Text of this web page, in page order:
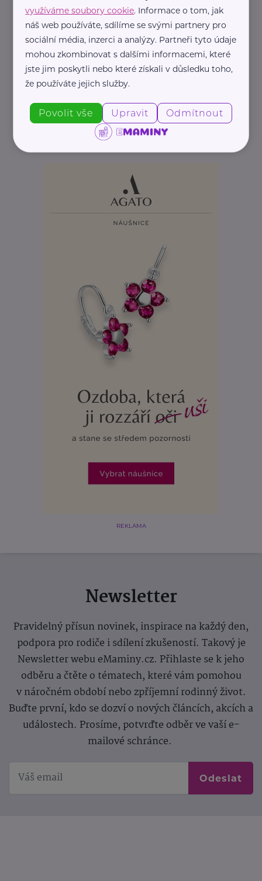
Reklama
Zásady správného kompostování pro bohatou
úrodu
Bydlení, domácnost
REKLAMA
Newsletter
Pravidelný přísun novinek, inspirace na každý den,
podpora pro rodiče i sdílení zkušeností. Takový je
Newsletter webu eMaminy.cz. Přihlaste se k jeho
odběru a čtěte o tématech, které vám pomohou
v náročném období nebo zpříjemní rodinný život.
Buďte první, kdo se dozví o nových článcích, akcích a
událostech. Prosíme, potvrďte odběr ve vaší e-
mailové schránce.
Odeslat
využíváme soubory cookie. Informace o tom, jak
náš web používáte, sdílíme se svými partnery pro
sociální média, inzerci a analýzy. Partneři tyto údaje
mohou zkombinovat s dalšími informacemi, které
jste jim poskytli nebo které získali v důsledku toho,
že používáte jejich služby.
Povolit vše Upravit Odmítnout